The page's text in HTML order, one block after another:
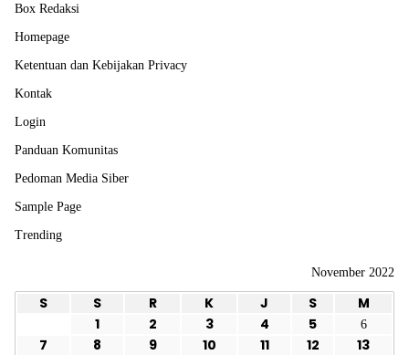
Box Redaksi
Homepage
Ketentuan dan Kebijakan Privacy
Kontak
Login
Panduan Komunitas
Pedoman Media Siber
Sample Page
Trending
November 2022
S S R K J S
M
1
2 3 4 5 6
7 8 9 10 11 12
13